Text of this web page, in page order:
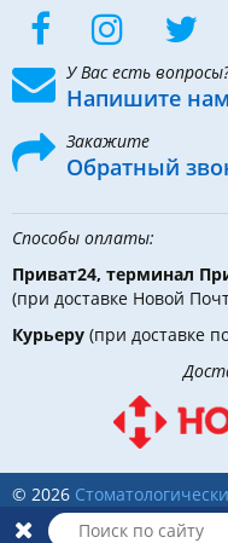
У Вас есть
Напишите нам
Закажите
Обратный
Способы оплаты:
Приват24, терминал
(при доставке Новой
Курьеру (при доставке
© 2026
инструменты,
оборудование в DLX